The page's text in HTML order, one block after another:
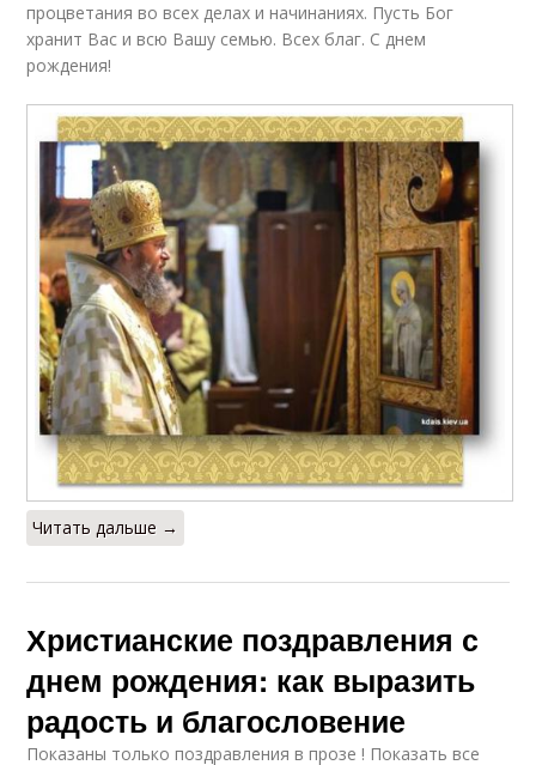
процветания во всех делах и начинаниях. Пусть Бог
хранит Вас и всю Вашу семью. Всех благ. С днем
рождения!
Читать дальше →
Христианские поздравления с
днем рождения: как выразить
радость и благословение
Показаны только поздравления в прозе ! Показать все